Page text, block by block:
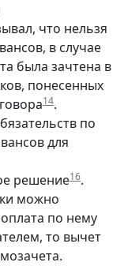
что нельзя
в случае
была зачтена в
понесенных
14.
по
для
решение16.
можно
по нему
то вычет